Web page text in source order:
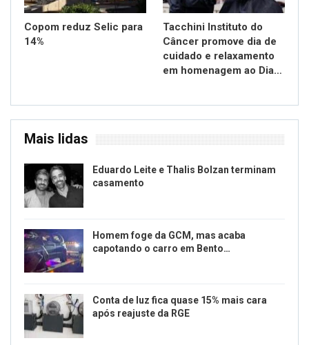
Copom reduz Selic para
14%
Tacchini Instituto do
Câncer promove dia de
cuidado e relaxamento
em homenagem ao Dia…
Mais lidas
Eduardo Leite e Thalis Bolzan terminam
casamento
Homem foge da GCM, mas acaba
capotando o carro em Bento…
Conta de luz fica quase 15% mais cara
após reajuste da RGE